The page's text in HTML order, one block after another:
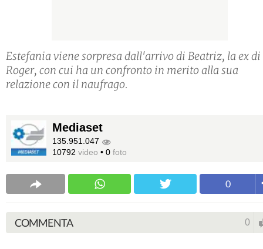
Estefania viene sorpresa dall'arrivo di Beatriz, la ex di
Roger, con cui ha un confronto in merito alla sua
relazione con il naufrago.
Mediaset
135.951.047
10792 video • 0 foto
0
COMMENTA 0